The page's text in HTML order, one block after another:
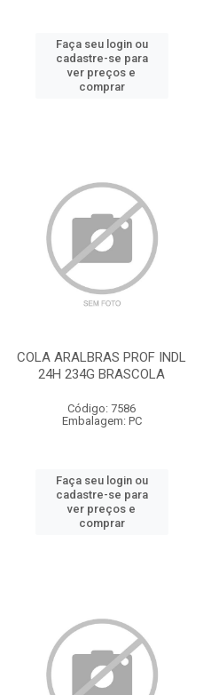
Faça seu login ou
cadastre-se para
ver preços e
comprar
COLA ARALBRAS PROF INDL
24H 234G BRASCOLA
Código: 7586
Embalagem: PC
Faça seu login ou
cadastre-se para
ver preços e
comprar